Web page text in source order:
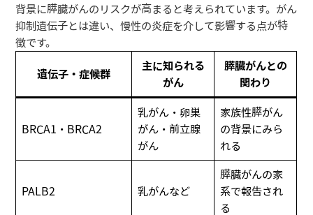
背景に膵臓がんのリスクが高まると考えられています。がん
抑制遺伝子とは違い、慢性の炎症を介して影響する点が特
徴です。
遺伝子・症候群
主に知られる
がん
膵臓がんとの
関わり
BRCA1・BRCA2
乳がん・卵巣
がん・前立腺
がん
家族性膵がん
の背景にみら
れる
PALB2 乳がんなど
膵臓がんの家
系で報告され
る